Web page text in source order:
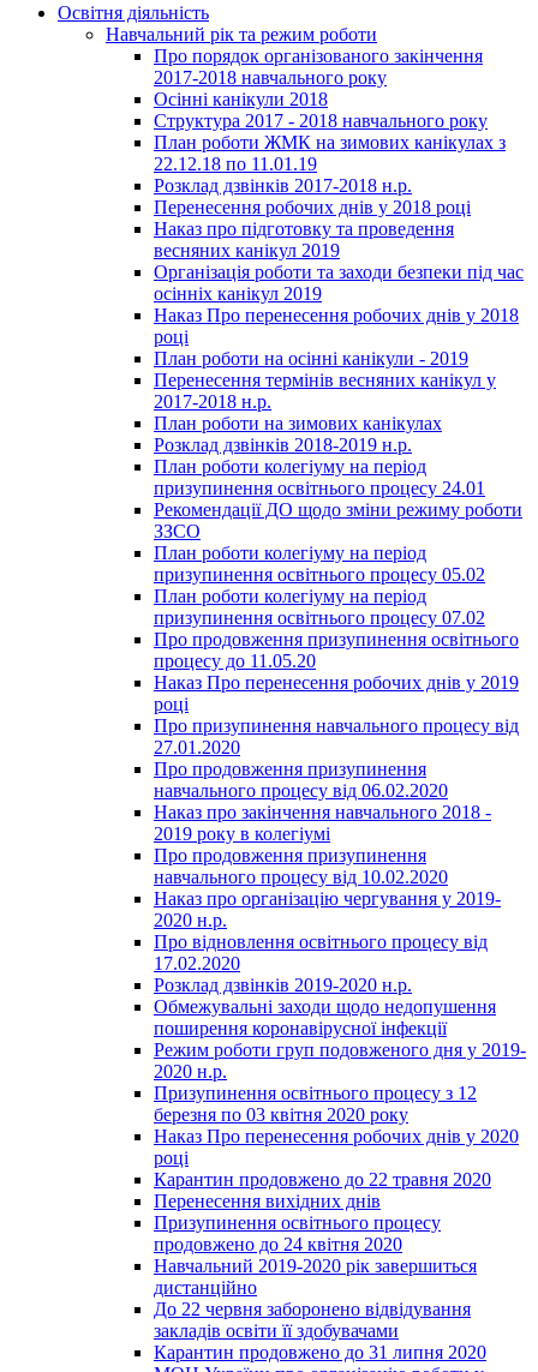
Освітня діяльність
Навчальний рік та режим роботи
Про порядок організованого закінчення
2017-2018 навчального року
Осінні канікули 2018
Структура 2017 - 2018 навчального року
План роботи ЖМК на зимових канікулах з
22.12.18 по 11.01.19
Розклад дзвінків 2017-2018 н.р.
Перенесення робочих днів у 2018 році
Наказ про підготовку та проведення
весняних канікул 2019
Організація роботи та заходи безпеки під час
осінніх канікул 2019
Наказ Про перенесення робочих днів у 2018
році
План роботи на осінні канікули - 2019
Перенесення термінів весняних канікул у
2017-2018 н.р.
План роботи на зимових канікулах
Розклад дзвінків 2018-2019 н.р.
План роботи колегіуму на період
призупинення освітнього процесу 24.01
Рекомендації ДО щодо зміни режиму роботи
ЗЗСО
План роботи колегіуму на період
призупинення освітнього процесу 05.02
План роботи колегіуму на період
призупинення освітнього процесу 07.02
Про продовження призупинення освітнього
процесу до 11.05.20
Наказ Про перенесення робочих днів у 2019
році
Про призупинення навчального процесу від
27.01.2020
Про продовження призупинення
навчального процесу від 06.02.2020
Наказ про закінчення навчального 2018 -
2019 року в колегіумі
Про продовження призупинення
навчального процесу від 10.02.2020
Наказ про організацію чергування у 2019-
2020 н.р.
Про відновлення освітнього процесу від
17.02.2020
Розклад дзвінків 2019-2020 н.р.
Обмежувальні заходи щодо недопушення
поширення коронавірусної інфекції
Режим роботи груп подовженого дня у 2019-
2020 н.р.
Призупинення освітнього процесу з 12
березня по 03 квітня 2020 року
Наказ Про перенесення робочих днів у 2020
році
Карантин продовжено до 22 травня 2020
Перенесення вихідних днів
Призупинення освітнього процесу
продовжено до 24 квітня 2020
Навчальний 2019-2020 рік завершиться
дистанційно
До 22 червня заборонено відвідування
закладів освіти її здобувачами
Карантин продовжено до 31 липня 2020